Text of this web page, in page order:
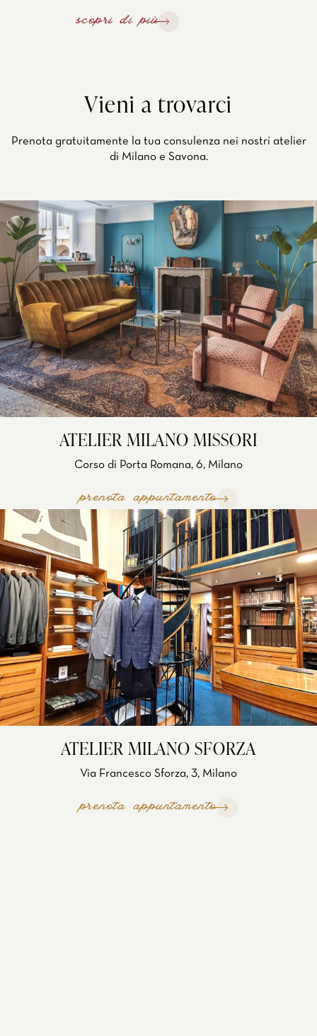
scopri di più
Vieni a trovarci
Prenota gratuitamente la tua consulenza nei nostri atelier
di Milano e Savona.
ATELIER MILANO MISSORI
Corso di Porta Romana, 6, Milano
prenota appuntamento
ATELIER MILANO SFORZA
Via Francesco Sforza, 3, Milano
prenota appuntamento